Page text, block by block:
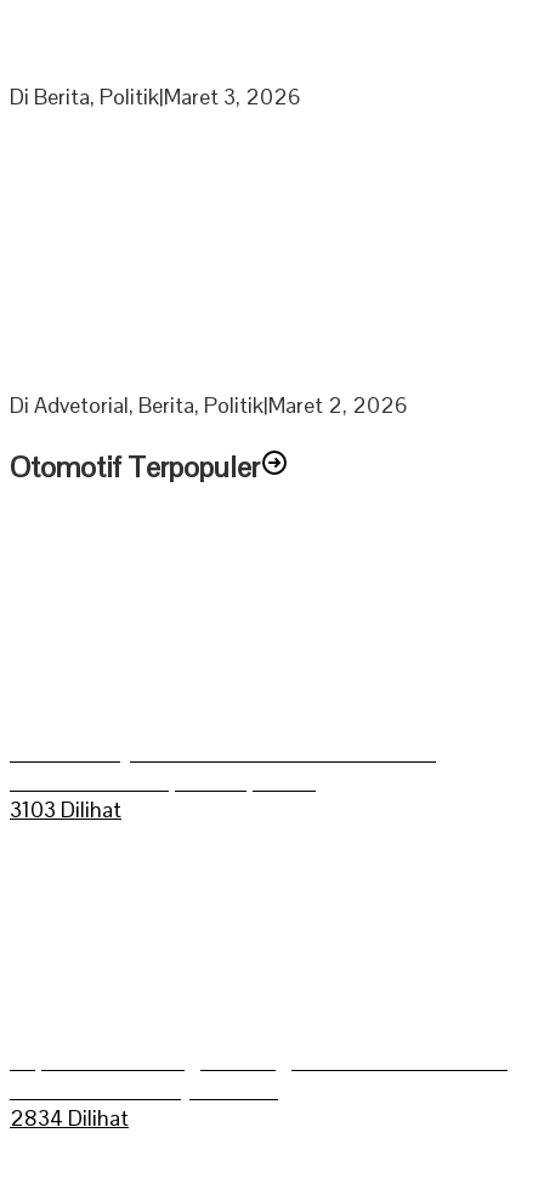
Di Berita, Politik|Maret 3, 2026
Di Advetorial, Berita, Politik|Maret 2, 2026
Otomotif Terpopuler
3103 Dilihat
2834 Dilihat